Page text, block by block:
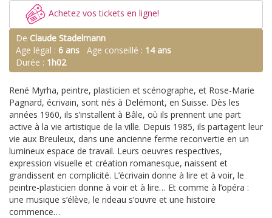
Achetez vos tickets en ligne!
De Claude Stadelmann
Age légal : 6 ans Age conseillé : 14 ans
Durée : 1h02
René Myrha, peintre, plasticien et scénographe, et Rose-Marie
Pagnard, écrivain, sont nés à Delémont, en Suisse. Dès les
années 1960, ils s’installent à Bâle, où ils prennent une part
active à la vie artistique de la ville. Depuis 1985, ils partagent leur
vie aux Breuleux, dans une ancienne ferme reconvertie en un
lumineux espace de travail. Leurs oeuvres respectives,
expression visuelle et création romanesque, naissent et
grandissent en complicité. L’écrivain donne à lire et à voir, le
peintre-plasticien donne à voir et à lire… Et comme à l’opéra :
une musique s’élève, le rideau s’ouvre et une histoire
commence…